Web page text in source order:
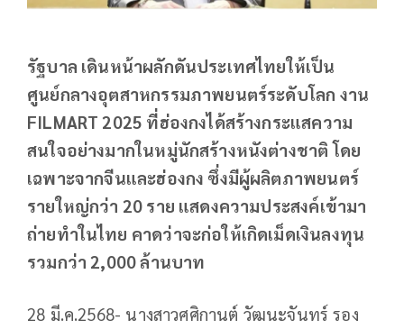
รัฐบาล เดินหน้าผลักดันประเทศไทยให้เป็น
ศูนย์กลางอุตสาหกรรมภาพยนตร์ระดับโลก งาน
FILMART 2025 ที่ฮ่องกงได้สร้างกระแสความ
สนใจอย่างมากในหมู่นักสร้างหนังต่างชาติ โดย
เฉพาะจากจีนและฮ่องกง ซึ่งมีผู้ผลิตภาพยนตร์
รายใหญ่กว่า 20 ราย แสดงความประสงค์เข้ามา
ถ่ายทำในไทย คาดว่าจะก่อให้เกิดเม็ดเงินลงทุน
รวมกว่า 2,000 ล้านบาท
28 มี.ค.2568- นางสาวศศิกานต์ วัฒนะจันทร์ รอง